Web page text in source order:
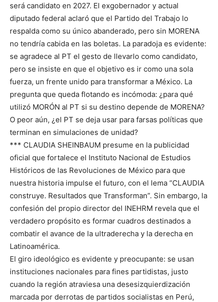
será candidato en 2027. El exgobernador y actual
diputado federal aclaró que el Partido del Trabajo lo
respalda como su único abanderado, pero sin MORENA
no tendría cabida en las boletas. La paradoja es evidente:
se agradece al PT el gesto de llevarlo como candidato,
pero se insiste en que el objetivo es ir como una sola
fuerza, un frente unido para transformar a México. La
pregunta que queda flotando es incómoda: ¿para qué
utilizó MORÓN al PT si su destino depende de MORENA?
O peor aún, ¿el PT se deja usar para farsas políticas que
terminan en simulaciones de unidad?
*** CLAUDIA SHEINBAUM presume en la publicidad
oficial que fortalece el Instituto Nacional de Estudios
Históricos de las Revoluciones de México para que
nuestra historia impulse el futuro, con el lema “CLAUDIA
construye. Resultados que Transforman”. Sin embargo, la
confesión del propio director del INEHRM revela que el
verdadero propósito es formar cuadros destinados a
combatir el avance de la ultraderecha y la derecha en
Latinoamérica.
El giro ideológico es evidente y preocupante: se usan
instituciones nacionales para fines partidistas, justo
cuando la región atraviesa una desesizquierdización
marcada por derrotas de partidos socialistas en Perú,